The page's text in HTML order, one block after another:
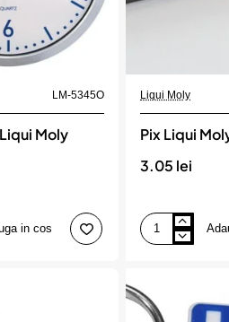
LM-5345O
Moly
in cos
Liqui Moly
Pix Liqui
3.05 lei
Pix
Liqui